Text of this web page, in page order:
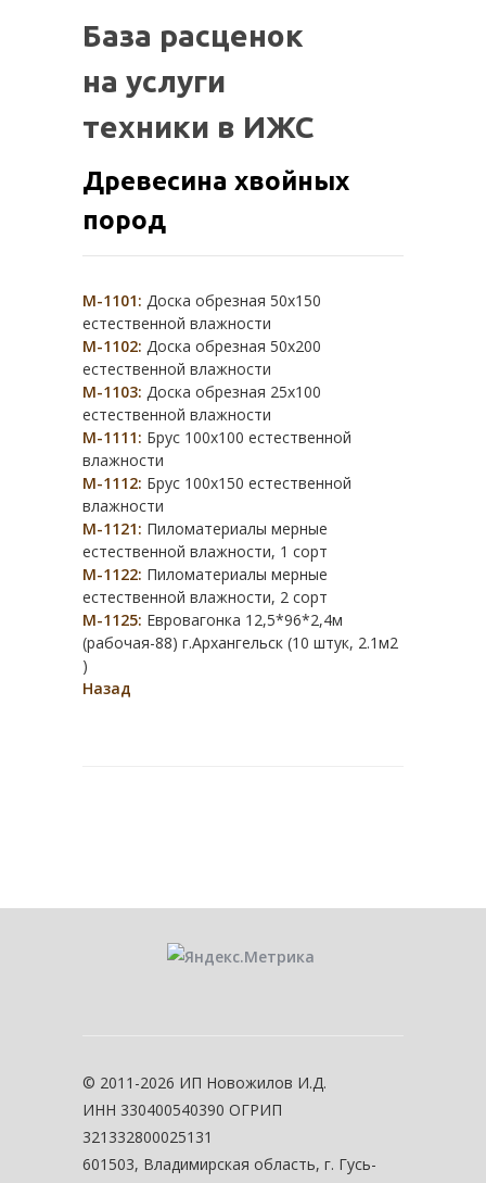
База расценок
на услуги
техники в ИЖС
Древесина хвойных
пород
М-1101: Доска обрезная 50х150
естественной влажности
М-1102: Доска обрезная 50х200
естественной влажности
М-1103: Доска обрезная 25х100
естественной влажности
М-1111: Брус 100х100 естественной
влажности
М-1112: Брус 100х150 естественной
влажности
М-1121: Пиломатериалы мерные
естественной влажности, 1 сорт
М-1122: Пиломатериалы мерные
естественной влажности, 2 сорт
М-1125: Евровагонка 12,5*96*2,4м
(рабочая-88) г.Архангельск (10 штук, 2.1м2
)
Назад
© 2011-2026 ИП Новожилов И.Д.
ИНН 330400540390 ОГРИП
321332800025131
601503, Владимирская область, г. Гусь-